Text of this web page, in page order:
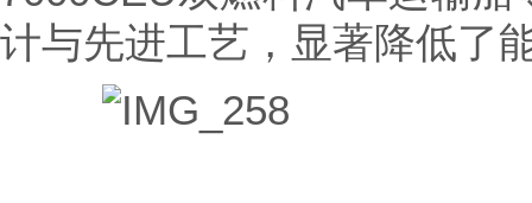
计与先进工艺，显著降低了